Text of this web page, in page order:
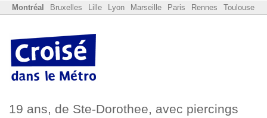
Montréal Bruxelles Lille Lyon Marseille Paris Rennes Toulouse
19 ans, de Ste-Dorothee, avec piercings